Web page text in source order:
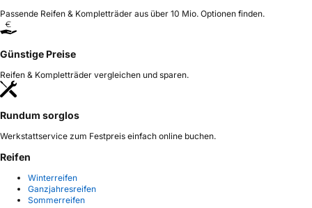
Passende Reifen & Kompletträder aus über 10 Mio. Optionen finden.
Günstige Preise
Reifen & Kompletträder vergleichen und sparen.
Rundum sorglos
Werkstattservice zum Festpreis einfach online buchen.
Reifen
Winterreifen
Ganzjahresreifen
Sommerreifen